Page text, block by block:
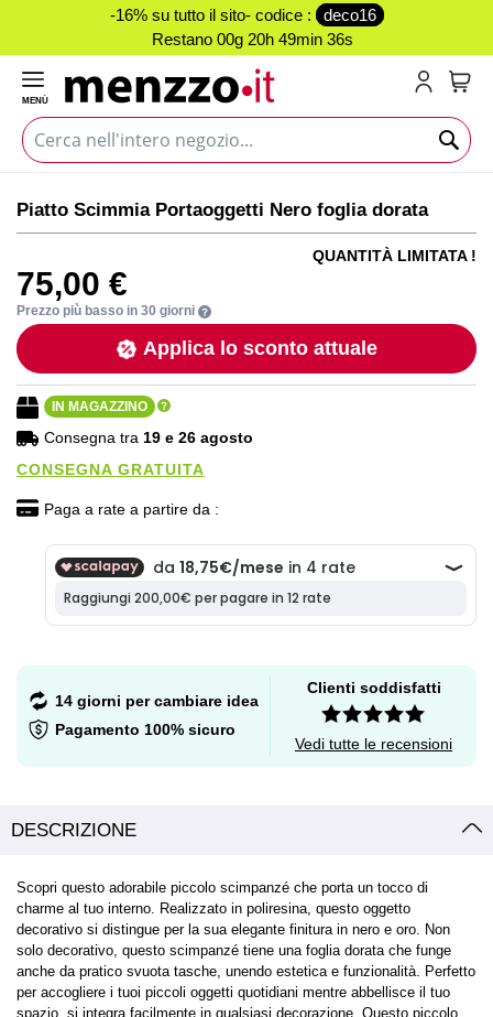
-16% su tutto il sito- codice :
deco16
Restano 00g 20h 49min 35s
MENÙ
alla
fine
galleria
di
immagini
all'inizio
della
di
immagini
Piatto Scimmia Portaoggetti Nero foglia dorata
QUANTITÀ LIMITATA !
75,00 €
Prezzo più basso in 30 giorni
Applica lo sconto attuale
IN MAGAZZINO
Consegna tra 19 e 26 agosto
CONSEGNA GRATUITA
Paga a rate a partire da :
14 giorni per cambiare idea
Pagamento 100% sicuro
Clienti soddisfatti
Vedi tutte le recensioni
DESCRIZIONE
Scopri questo adorabile piccolo scimpanzé che porta un tocco di
charme al tuo interno. Realizzato in poliresina, questo oggetto
decorativo si distingue per la sua elegante finitura in nero e oro. Non
solo decorativo, questo scimpanzé tiene una foglia dorata che funge
anche da pratico svuota tasche, unendo estetica e funzionalità. Perfetto
per accogliere i tuoi piccoli oggetti quotidiani mentre abbellisce il tuo
spazio, si integra facilmente in qualsiasi decorazione. Questo piccolo